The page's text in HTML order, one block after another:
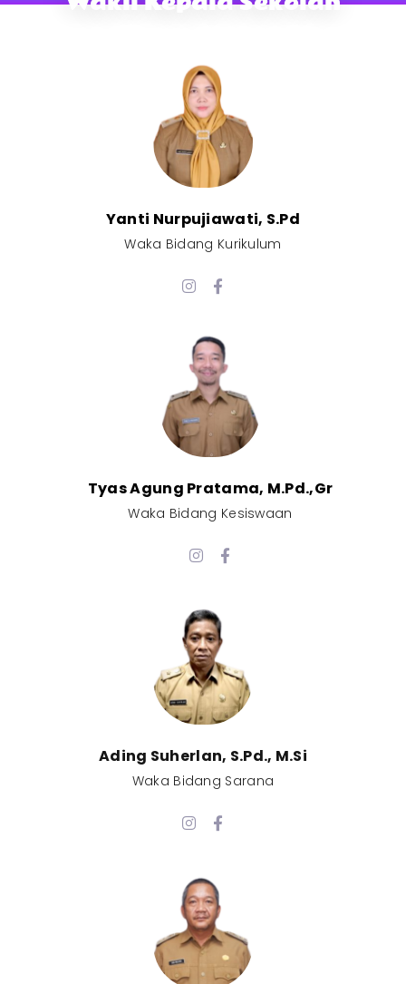
Yanti Nurpujiawati, S.Pd
Waka Bidang Kurikulum
Tyas Agung Pratama, M.Pd.,Gr​
Waka Bidang Kesiswaan​
Ading Suherlan, S.Pd., M.Si​
Waka Bidang Sarana​